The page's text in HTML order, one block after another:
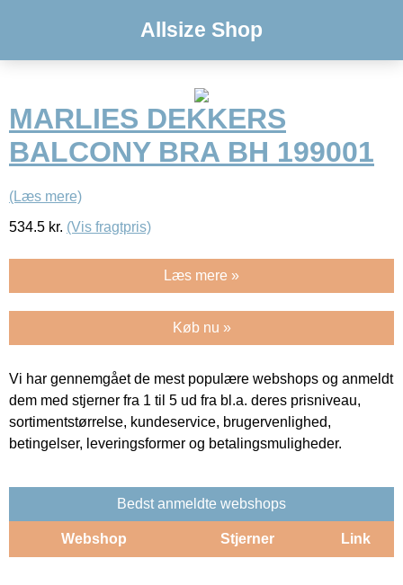
Allsize Shop
MARLIES DEKKERS
BALCONY BRA BH 199001
(Læs mere)
534.5 kr. (Vis fragtpris)
Læs mere »
Køb nu »
Vi har gennemgået de mest populære webshops og anmeldt
dem med stjerner fra 1 til 5 ud fra bl.a. deres prisniveau,
sortimentstørrelse, kundeservice, brugervenlighed,
betingelser, leveringsformer og betalingsmuligheder.
Bedst anmeldte webshops
Webshop Stjerner Link